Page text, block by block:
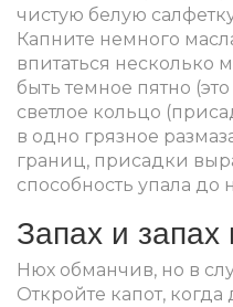
чистую белую
Капните немного
впитаться несколько
быть темное пятно
светлое кольцо
в одно грязное
границ, присадки
способность упала до
Запах и запах
Нюх обманчив, но в
Откройте капот, когда